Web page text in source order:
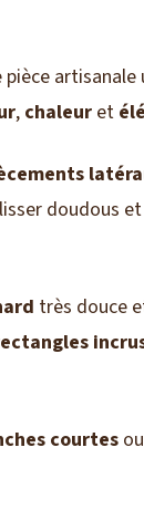
pièce
, chaleur et
doudous
très douce
courtes ou